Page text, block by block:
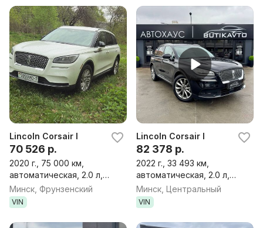
Lincoln Corsair I
70 526 р.
2020 г., 75 000 км,
автоматическая, 2.0 л,
бензин, внедорожник
Минск, Фрунзенский
VIN
Lincoln Corsair I
82 378 р.
2022 г., 33 493 км,
автоматическая, 2.0 л,
бензин, внедорожник
Минск, Центральный
VIN